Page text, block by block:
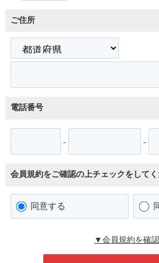
ご住所
電話番号
- -
会員規約をご確認の上チェックをして
同意する
▼会員規約を確